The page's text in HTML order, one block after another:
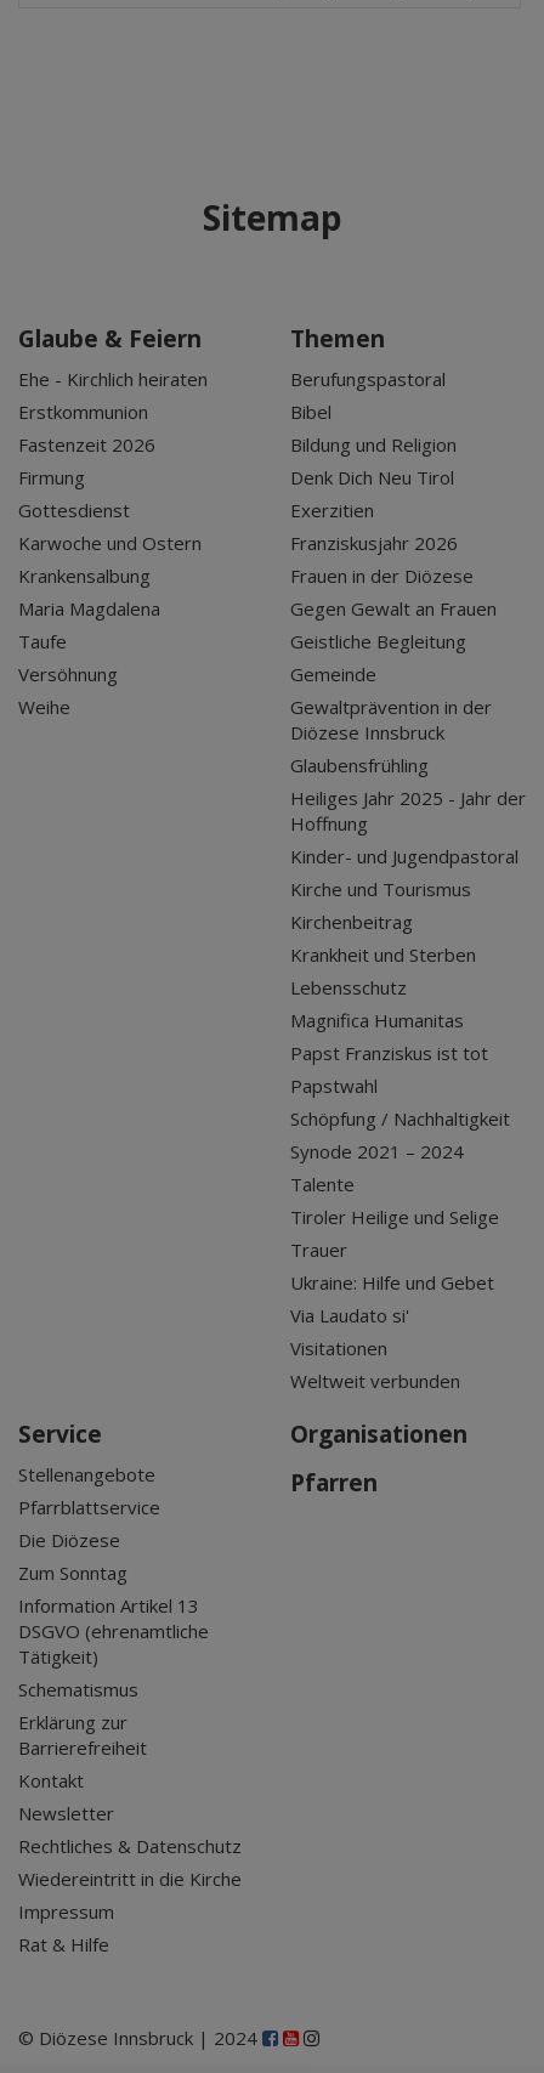
Sitemap
Glaube & Feiern
Ehe - Kirchlich heiraten
Erstkommunion
Fastenzeit 2026
Firmung
Gottesdienst
Karwoche und Ostern
Krankensalbung
Maria Magdalena
Taufe
Versöhnung
Weihe
Themen
Berufungspastoral
Bibel
Bildung und Religion
Denk Dich Neu Tirol
Exerzitien
Franziskusjahr 2026
Frauen in der Diözese
Gegen Gewalt an Frauen
Geistliche Begleitung
Gemeinde
Gewaltprävention in der
Diözese Innsbruck
Glaubensfrühling
Heiliges Jahr 2025 - Jahr der
Hoffnung
Kinder- und Jugendpastoral
Kirche und Tourismus
Kirchenbeitrag
Krankheit und Sterben
Lebensschutz
Magnifica Humanitas
Papst Franziskus ist tot
Papstwahl
Schöpfung / Nachhaltigkeit
Synode 2021 – 2024
Talente
Tiroler Heilige und Selige
Trauer
Ukraine: Hilfe und Gebet
Via Laudato si'
Visitationen
Weltweit verbunden
Service
Stellenangebote
Pfarrblattservice
Die Diözese
Zum Sonntag
Information Artikel 13
DSGVO (ehrenamtliche
Tätigkeit)
Schematismus
Erklärung zur
Barrierefreiheit
Kontakt
Newsletter
Rechtliches & Datenschutz
Wiedereintritt in die Kirche
Impressum
Rat & Hilfe
Organisationen
Pfarren
© Diözese Innsbruck | 2024